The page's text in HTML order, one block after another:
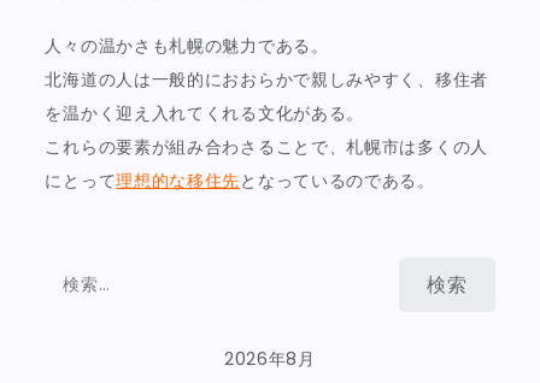
人々の温かさも札幌の魅力である。
北海道の人は一般的におおらかで親しみやすく、移住者
を温かく迎え入れてくれる文化がある。
これらの要素が組み合わさることで、札幌市は多くの人
にとって理想的な移住先となっているのである。
2026年8月